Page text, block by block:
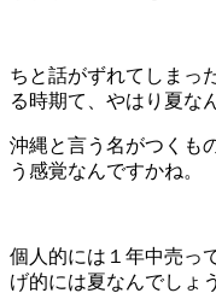
ちと話がずれてしまっ
る時期て、やはり夏な
沖縄と言う名がつくも
う感覚なんですかね。
個人的には１年中売っ
げ的には夏なんでしょ